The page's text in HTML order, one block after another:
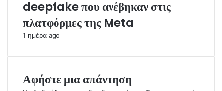
deepfake που ανέβηκαν στις
πλατφόρμες της Meta
1 ημέρα ago
Αφήστε μια απάντηση